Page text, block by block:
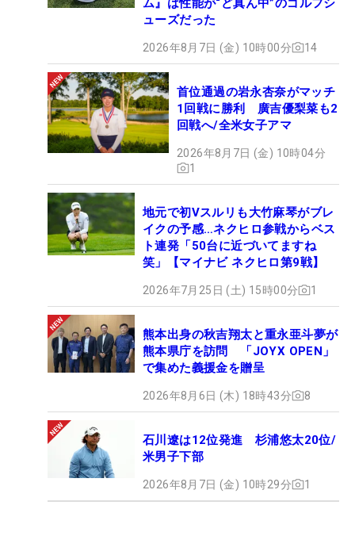
ム』は性能が“ど真ん中”のゴルフシ
ューズだった
2026年8月7日 (金) 10時00分 14
首位通過の岩永杏奈がマッチ
1回戦に勝利 廣吉優梨菜も2
回戦へ/全米女子アマ
2026年8月7日 (金) 10時04分
1
地元で初Vスルリも大竹麻琴がブレ
イクの予感…ネクヒロ参戦からベス
ト連発「50台に近づいてますね
笑」【マイナビ ネクヒロ第9戦】
2026年7月25日 (土) 15時00分 1
熊本出身の秋吉翔太と重永亜斗夢が
熊本県庁を訪問 「JOYX OPEN」
で集めた義援金を贈呈
2026年8月6日 (木) 18時43分 8
石川遼は12位発進 杉浦悠太20位/
米男子下部
2026年8月7日 (金) 10時29分 1